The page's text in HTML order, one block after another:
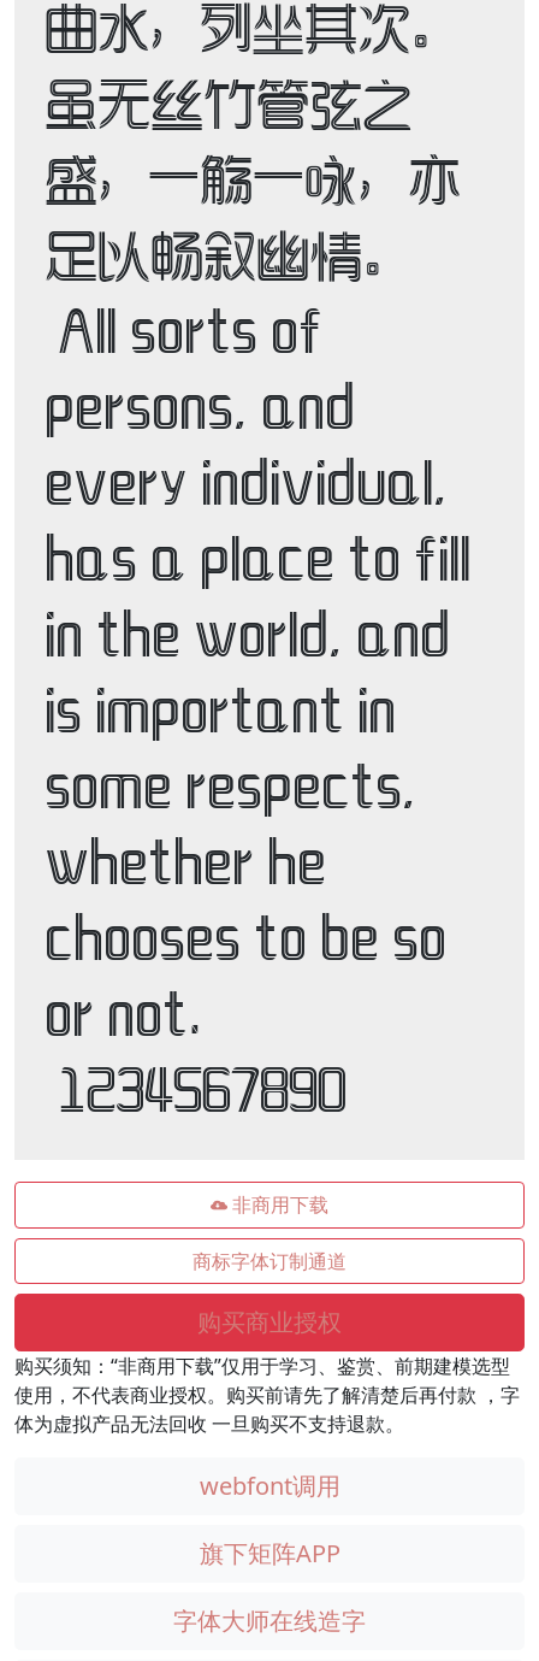
曲水，列坐其次。
虽无丝竹管弦之
盛，一觞一咏，亦
足以畅叙幽情。
persons, and
every individual,
has a place to fill
in the world, and
is important in
some respects,
whether he
chooses to be so
or not.
1234567890
非商用下载
商标字体订制通道
购买商业授权
购买须知：“非商用下载”仅用于学习、鉴赏、前期建模选型
使用，不代表商业授权。购买前请先了解清楚后再付款 ，字
体为虚拟产品无法回收 一旦购买不支持退款。
webfont调用
旗下矩阵APP
字体大师在线造字